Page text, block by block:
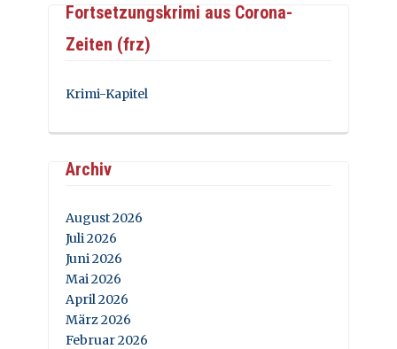
Fortsetzungskrimi aus Corona-
Zeiten (frz)
Krimi-Kapitel
Archiv
August 2026
Juli 2026
Juni 2026
Mai 2026
April 2026
März 2026
Februar 2026